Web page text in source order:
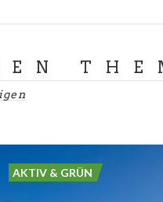
AKTIV & GRÜN